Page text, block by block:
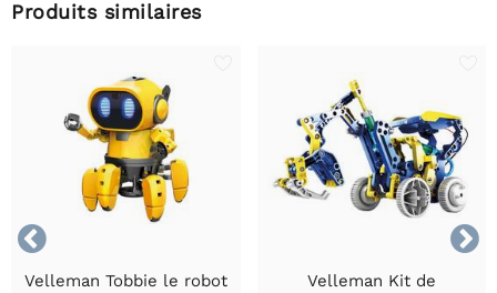
Produits similaires


Velleman Tobbie le robot
Velleman Kit de